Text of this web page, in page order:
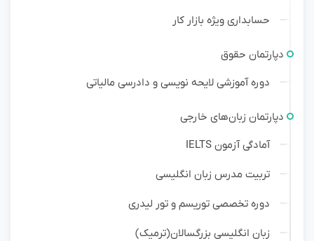
حسابداری ویژه بازار کار
دپارتمان حقوق
دوره آموزشی لایحه نویسی و دادرسی مالیاتی
دپارتمان زبان‌های خارجی
آمادگی آزمون IELTS
تربیت مدرس زبان انگلیسی
دوره تخصصی توریسم و تور لیدری
زبان انگلیسی بزرگسالان(ترمیک)